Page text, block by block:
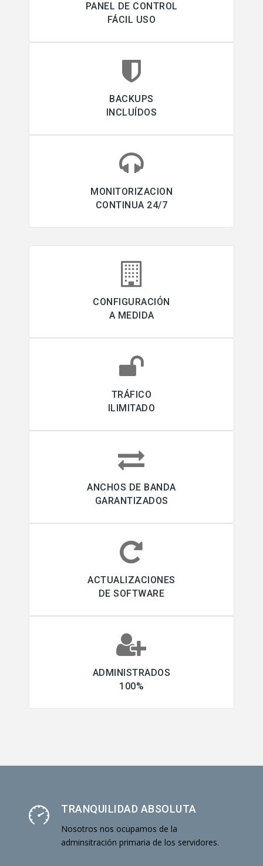
PANEL DE CONTROL
FÁCIL USO
BACKUPS
INCLUÍDOS
MONITORIZACION
CONTINUA 24/7
CONFIGURACIÓN
A MEDIDA
TRÁFICO
ILIMITADO
ANCHOS DE BANDA
GARANTIZADOS
ACTUALIZACIONES
DE SOFTWARE
ADMINISTRADOS
100%
TRANQUILIDAD ABSOLUTA
Nosotros nos ocupamos de la
adminsitración primaria de los servidores.